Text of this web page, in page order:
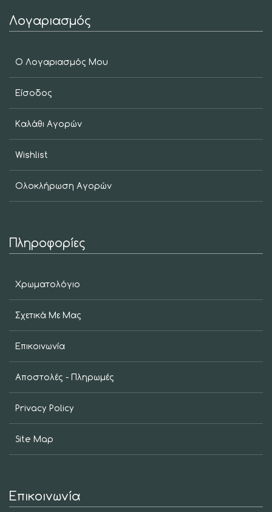
Λογαριασμός
Ο Λογαριασμός Μου
Είσοδος
Καλάθι Αγορών
Wishlist
Ολοκλήρωση Αγορών
Πληροφορίες
Χρωματολόγιο
Σχετικά Με Μας
Επικοινωνία
Αποστολές - Πληρωμές
Privacy Policy
Site Map
Επικοινωνία